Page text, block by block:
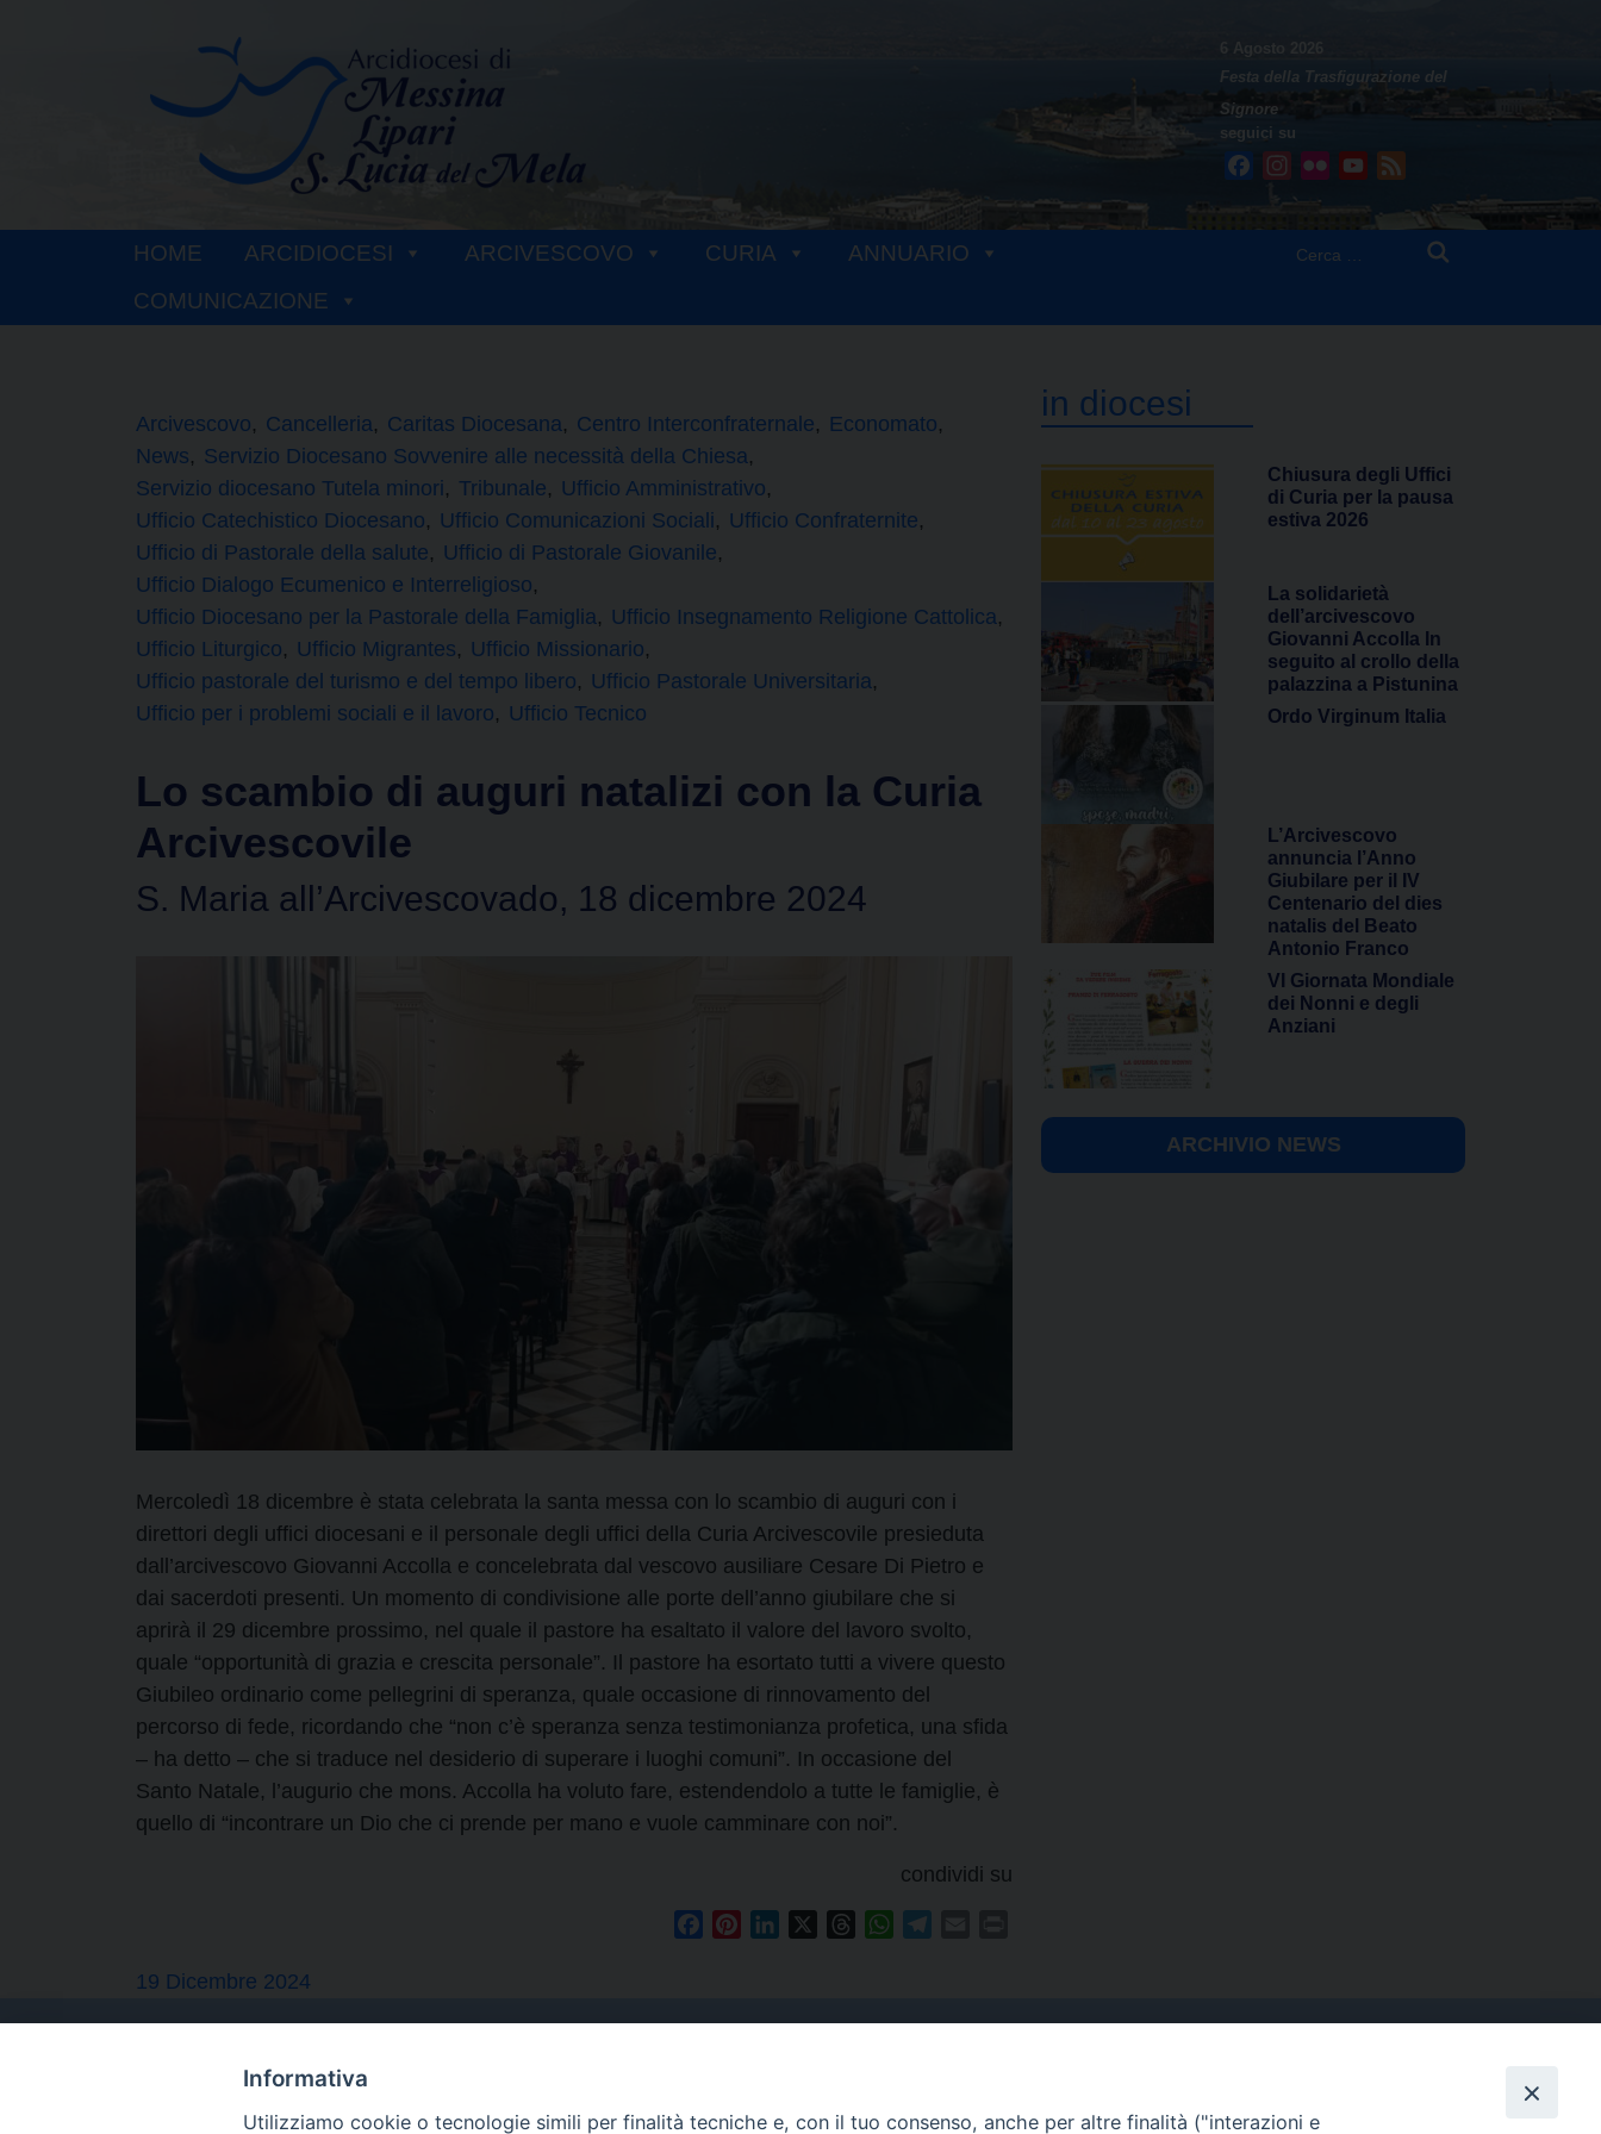
6 Agosto 2026
Festa della Trasfigurazione del
Signore
seguici su
FacebookInstagram
Flickr YouTube
HOME ARCIDIOCESI ARCIVESCOVO CURIA
ANNUARIO
COMUNICAZIONE
Arcivescovo Cancelleria Caritas Diocesana Centro Interconfraternale
Economato
News
Servizio Diocesano Sovvenire alle necessità della Chiesa
Servizio diocesano Tutela minori
Tribunale
Ufficio Amministrativo
Ufficio Catechistico Diocesano
Ufficio Comunicazioni Sociali
Ufficio Confraternite
Ufficio di Pastorale della salute
Ufficio di Pastorale Giovanile
Ufficio Dialogo Ecumenico e Interreligioso
Ufficio Diocesano per la Pastorale della Famiglia
Ufficio Insegnamento Religione Cattolica
Ufficio Liturgico
Ufficio Migrantes
Ufficio Missionario
Ufficio pastorale del turismo e del tempo libero
Ufficio Pastorale Universitaria
Ufficio per i problemi sociali e il lavoro
Ufficio Tecnico
Lo scambio di auguri natalizi con la Curia
Arcivescovile
S. Maria all’Arcivescovado, 18 dicembre 2024
Mercoledì 18 dicembre è stata celebrata la santa messa con lo scambio di auguri con i
direttori degli uffici diocesani e il personale degli uffici della Curia Arcivescovile presieduta
dall’arcivescovo Giovanni Accolla e concelebrata dal vescovo ausiliare Cesare Di Pietro e
dai sacerdoti presenti. Un momento di condivisione alle porte dell’anno giubilare che si
aprirà il 29 dicembre prossimo, nel quale il pastore ha esaltato il valore del lavoro svolto,
quale “opportunità di grazia e crescita personale”. Il pastore ha esortato tutti a vivere questo
Giubileo ordinario come pellegrini di speranza, quale occasione di rinnovamento del
percorso di fede, ricordando che “non c’è speranza senza testimonianza profetica, una sfida
– ha detto – che si traduce nel desiderio di superare i luoghi comuni”. In occasione del
Santo Natale, l’augurio che mons. Accolla ha voluto fare, estendendolo a tutte le famiglie, è
quello di “incontrare un Dio che ci prende per mano e vuole camminare con noi”.
condividi su
FacebookPinterestLinkedIn ThreadsWhatsApp
19 Dicembre 2024
in diocesi
Chiusura degli Uffici
di Curia per la pausa
estiva 2026
La solidarietà
dell’arcivescovo
Giovanni Accolla In
seguito al crollo della
palazzina a Pistunina
Ordo Virginum Italia
L’Arcivescovo
annuncia l’Anno
Giubilare per il IV
Centenario del dies
natalis del Beato
Antonio Franco
VI Giornata Mondiale
dei Nonni e degli
Anziani
ARCHIVIO NEWS
Indirizzo Contatti
Informativa
Utilizziamo cookie o tecnologie simili per finalità tecniche e, con il tuo consenso, anche per altre finalità ("interazioni e